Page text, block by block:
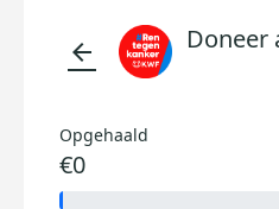
arrow_back Doneer
Opgehaald
€0